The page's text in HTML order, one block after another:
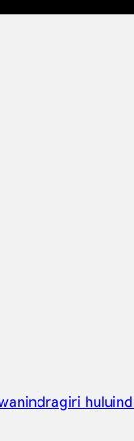
indragiri hulu